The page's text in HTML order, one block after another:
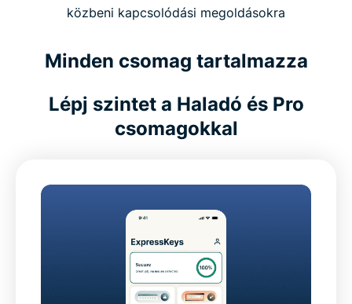
közbeni kapcsolódási megoldásokra
Minden csomag tartalmazza
Lépj szintet a Haladó és Pro
csomagokkal